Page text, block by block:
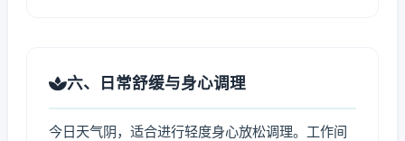
六、日常舒缓与身心调理
今日天气阴，适合进行轻度身心放松调理。工作间